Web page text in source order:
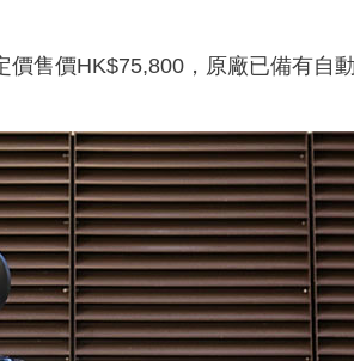
售價HK$75,800，原廠已備有自